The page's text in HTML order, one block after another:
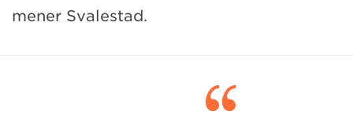
mener Svalestad.
